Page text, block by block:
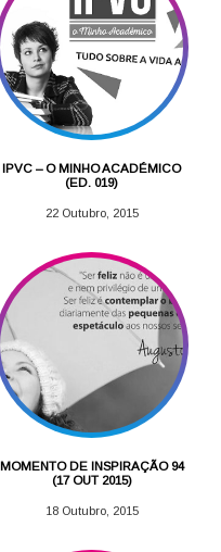
IPVC – O MINHO ACADÉMICO
(ED. 019)
22 Outubro, 2015
MOMENTO DE INSPIRAÇÃO 94
(17 OUT 2015)
18 Outubro, 2015